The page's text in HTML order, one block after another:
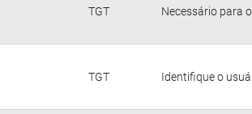
TGT Necessário para
TGT Identifique o